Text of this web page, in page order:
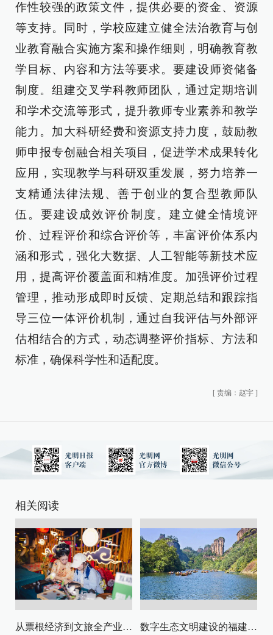
作性较强的政策文件，提供必要的资金、资源
等支持。同时，学校应建立健全法治教育与创
业教育融合实施方案和操作细则，明确教育教
学目标、内容和方法等要求。要建设师资储备
制度。组建交叉学科教师团队，通过定期培训
和学术交流等形式，提升教师专业素养和教学
能力。加大科研经费和资源支持力度，鼓励教
师申报专创融合相关项目，促进学术成果转化
应用，实现教学与科研双重发展，努力培养一
支精通法律法规、善于创业的复合型教师队
伍。要建设成效评价制度。建立健全情境评
价、过程评价和综合评价等，丰富评价体系内
涵和形式，强化大数据、人工智能等新技术应
用，提高评价覆盖面和精准度。加强评价过程
管理，推动形成即时反馈、定期总结和跟踪指
导三位一体评价机制，通过自我评估与外部评
估相结合的方式，动态调整评价指标、方法和
标准，确保科学性和适配度。
[ 责编：赵宇 ]
相关阅读
从票根经济到文旅全产业链升级 数字生态文明建设的福建路径与启示